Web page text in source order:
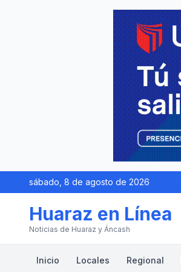
sábado, 8 de agosto de 2026
Huaraz en Línea
Noticias de Huaraz y Áncash
Inicio Locales Regional